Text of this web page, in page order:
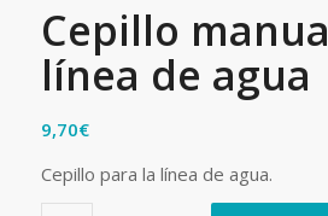
Cepillo
línea de agua
9,70€
Cepillo para la línea de agua.